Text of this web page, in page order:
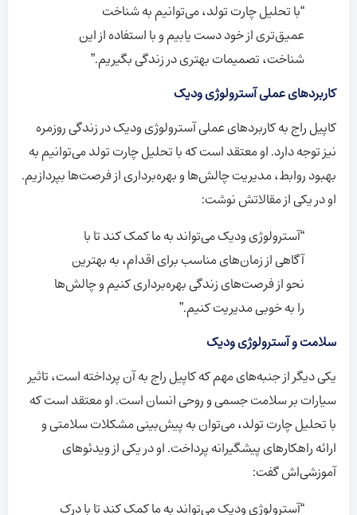
“با تحلیل چارت تولد، می‌توانیم به شناخت
عمیق‌تری از خود دست یابیم و با استفاده از این
شناخت، تصمیمات بهتری در زندگی بگیریم.”
کاربردهای عملی آسترولوژی ودیک
کاپیل راج به کاربردهای عملی آسترولوژی ودیک در زندگی روزمره
نیز توجه دارد. او معتقد است که با تحلیل چارت تولد می‌توانیم به
بهبود روابط، مدیریت چالش‌ها و بهره‌برداری از فرصت‌ها بپردازیم.
او در یکی از مقالاتش نوشت:
“آسترولوژی ودیک می‌تواند به ما کمک کند تا با
آگاهی از زمان‌های مناسب برای اقدام، به بهترین
نحو از فرصت‌های زندگی بهره‌برداری کنیم و چالش‌ها
را به خوبی مدیریت کنیم.”
سلامت و آسترولوژی ودیک
یکی دیگر از جنبه‌های مهم که کاپیل راج به آن پرداخته است، تاثیر
سیارات بر سلامت جسمی و روحی انسان است. او معتقد است که
با تحلیل چارت تولد، می‌توان به پیش‌بینی مشکلات سلامتی و
ارائه راهکارهای پیشگیرانه پرداخت. او در یکی از ویدئوهای
آموزشی‌اش گفت:
“آسترولوژی ودیک می‌تواند به ما کمک کند تا با درک